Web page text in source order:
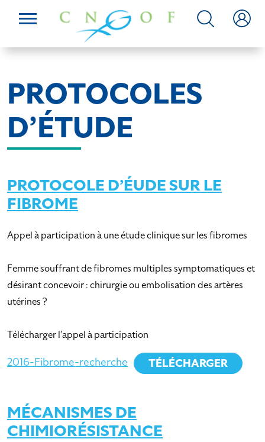
PROTOCOLES
D’ÉTUDE
PROTOCOLE D’ÉUDE SUR LE
FIBROME
Appel à participation à une étude clinique sur les fibromes
Femme souffrant de fibromes multiples symptomatiques et
désirant concevoir : chirurgie ou embolisation des artères
utérines ?
Télécharger l’appel à participation
2016-Fibrome-recherche TÉLÉCHARGER
MÉCANISMES DE
CHIMIORÉSISTANCE